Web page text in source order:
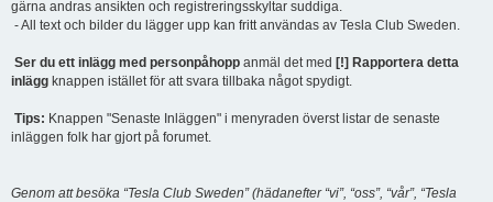
gärna andras ansikten och registreringsskyltar suddiga.
- All text och bilder du lägger upp kan fritt användas av Tesla Club Sweden.
Ser du ett inlägg med personpåhopp anmäl det med [!] Rapportera detta
inlägg knappen istället för att svara tillbaka något spydigt.
Tips: Knappen "Senaste Inläggen" i menyraden överst listar de senaste
inläggen folk har gjort på forumet.
Genom att besöka “Tesla Club Sweden” (hädanefter “vi”, “oss”, “vår”, “Tesla